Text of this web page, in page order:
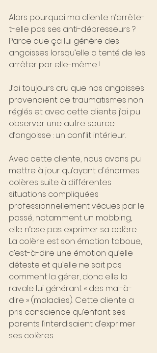
Alors pourquoi ma cliente n’arrête-
t-elle pas ses anti-dépresseurs ?
Parce que ça lui génère des
angoisses lorsqu’elle a tenté de les
arrêter par elle-même !
J’ai toujours cru que nos angoisses
provenaient de traumatismes non
réglés et avec cette cliente j’ai pu
observer une autre source
d’angoisse : un conflit intérieur.
Avec cette cliente, nous avons pu
mettre à jour qu’ayant d'énormes
colères suite à différentes
situations compliquées
professionnellement vécues par le
passé, notamment un mobbing,
elle n’ose pas exprimer sa colère.
La colère est son émotion taboue,
c’est-à-dire une émotion qu’elle
déteste et qu’elle ne sait pas
comment la gérer, donc elle la
ravale lui générant « des mal-à-
dire » (maladies). Cette cliente a
pris conscience qu’enfant ses
parents l’interdisaient d’exprimer
ses colères.